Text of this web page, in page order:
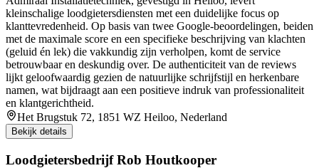
kleinschalige loodgietersdiensten met een duidelijke focus op
klanttevredenheid. Op basis van twee Google-beoordelingen, beiden
met de maximale score en een specifieke beschrijving van klachten
(geluid én lek) die vakkundig zijn verholpen, komt de service
betrouwbaar en deskundig over. De authenticiteit van de reviews
lijkt geloofwaardig gezien de natuurlijke schrijfstijl en herkenbare
namen, wat bijdraagt aan een positieve indruk van professionaliteit
en klantgerichtheid.
Het Brugstuk 72, 1851 WZ Heiloo, Nederland
Bekijk details
Loodgietersbedrijf Rob Houtkooper